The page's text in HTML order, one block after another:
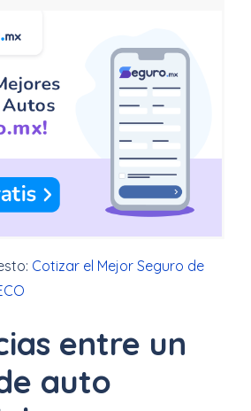
Cotizar el Mejor Seguro de
entre un
auto